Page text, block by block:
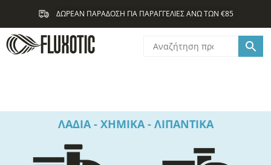
Μετάβαση
περιεχόμενο
ΔΩΡΕΑΝ ΠΑΡΑΔΟΣΗ ΓΙΑ ΠΑΡΑΓΓΕΛΙΕΣ ΑΝΩ ΤΩΝ €85
ΛΑΔΙΑ - ΧΗΜΙΚΑ - ΛΙΠΑΝΤΙΚΑ